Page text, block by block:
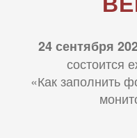
24 сентября
состоится
«Как заполнить